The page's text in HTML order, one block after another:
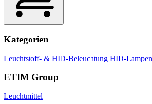
Kategorien
Leuchtstoff- & HID-Beleuchtung HID-Lampen
ETIM Group
Leuchtmittel